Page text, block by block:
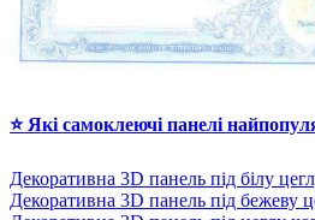
⭐ Які самоклеючі панелі
Декоративна 3D панель під білу
Декоративна 3D панель під бежеву